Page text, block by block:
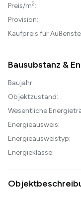
Preis/m2:
Provision:
Kaufpreis für
Bausubstanz &
Baujahr:
Objektzustand:
Wesentliche
Energieausweis:
Energieausweistyp:
Energieklasse: